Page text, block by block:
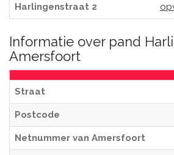
Harlingenstraat 2
Informatie over pand
Amersfoort
Straat
Postcode
Netnummer van Amersfoort